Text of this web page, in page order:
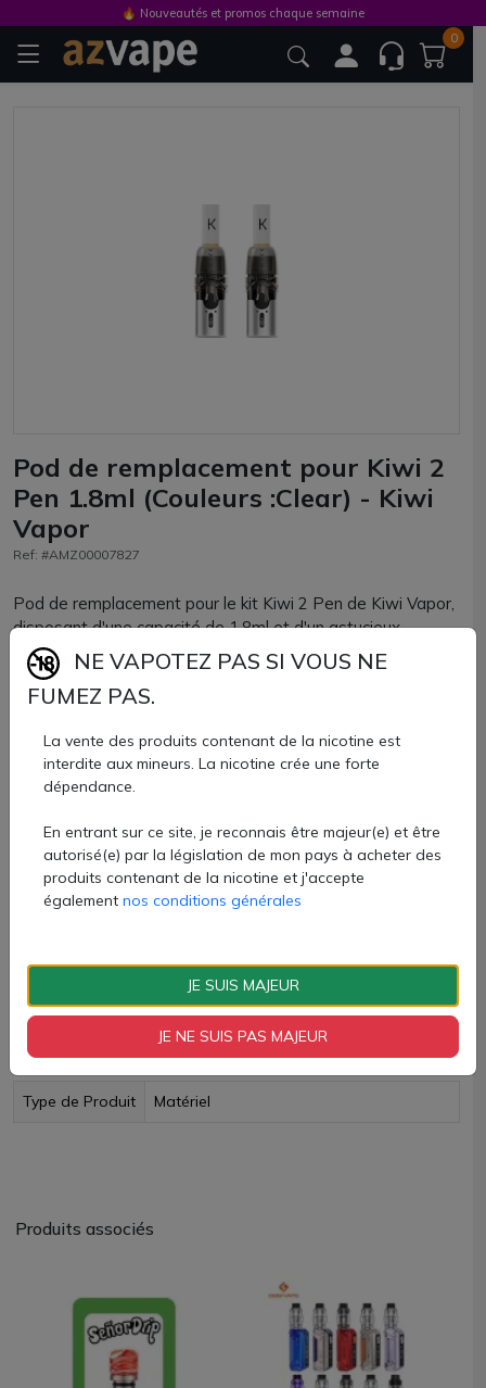
0
Pod de remplacement pour Kiwi 2
Pen 1.8ml (Couleurs :Clear) - Kiwi
Vapor
Ref: #AMZ00007827
Pod de remplacement pour le kit Kiwi 2 Pen de Kiwi Vapor,
disposant d'une capacité de 1.8ml et d'un astucieux
système de remplissage par le côté.
Chaque pack se compose de 2 pods de remplacement,
9,80 €
AJOUTER À MON PANIER
Paiement 100% sécurisé
Fiche technique
Type de Produit Matériel
Produits associés
🔥 Nouveautés et promos chaque semaine
NE VAPOTEZ PAS SI VOUS NE
FUMEZ PAS.
La vente des produits contenant de la nicotine est
interdite aux mineurs. La nicotine crée une forte
dépendance.
En entrant sur ce site, je reconnais être majeur(e) et être
autorisé(e) par la législation de mon pays à acheter des
produits contenant de la nicotine et j'accepte
également nos conditions générales
JE SUIS MAJEUR
JE NE SUIS PAS MAJEUR